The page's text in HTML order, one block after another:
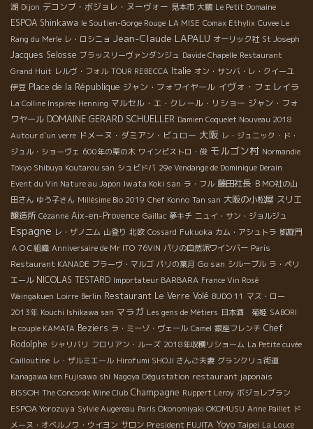
湖 Dijon デコンブ・ボジョレ・ヌーヴォー 見本市 大鵬 Le Petit Domaine
ESPOA Shinkawa le Soutien-Gorge Rouge LA MISE Comax Ethylix Cuvee Le
Rang du Merle レ・ロシニョ Jean-Claude LAPALU オーリック社 St Joseph
Jacques Selosse ブラッスリーヴァンダンジュ Davide Chapelle Restaurant
Grand Huit レルヴ・フォル TOUR REBECCA Italie オン・サンバ・レ・クイーユ
伊豆 Place de la République ジャン・フォワイヤール イヴォ・フェレイラ
La Colline Inspirée Henning マルセル・エ・クレール・リショー ジャン・フォ
ワヤール DOMAINE GERARD SCHUELLER Damien Coquelet Nouveau 2018
Autour d'un verre ドメーヌ・ダミアン・ビュロー 大阪 レ・ジュニック・ド・
ジュル・ショーヴェ 600年の栗の木 ワインビストロ・俊 モルゴン村 Normandie
Tokyo Shibuya Koutarou san シュビドバ 29e Vendange de Dominique Derain
Event du Vin Nature au Japon Iwata Koki san ラ・フル 藤田社長 ＢＭО社の山
田さん ゆう子さん Millésime Bio 2019 Chef Konno Tan san 大阪の小松屋 スリエ
醸造所 Cézanne Aix-en-Provence Gaillac 夢キチ ニュイ・サン・ジョルジュ
Espagne レ・ザノ二ム 山登り 北欧 Cossard Fukuoka カム・アシュトラ 凱旋門
ＡＯＣ組織 Anniversaire de Mr ITO 76VIN パリの自然派ワインバー Paris
Restaurant KANADE ブラーヴ・マルゴ パリの葉月 Go san シルーブル ラ・ペリ
エール NICOLAS TESTARD Importateur BARBARA France Vin Rosé
Waingakuen Loirre Berlin Restaurant Le Verre Volé BUDO 11 マス・ロー
2013年 Kouchi Ishikawa san マラガ Les gens de Métiers 日本酒 菊姫 SABORI
le couple KAMATA Beziers ラ・ミーゾ・ヴェール Camel 銀座フレンチ Chef
Rodolphe シャリバリ フロリアン・ルーズ 2018年収穫リショーム La Petite cuvée
Cailloutine レ・ザルミエール Hirofumi SHOJI さんご夫妻 グランクリュ街道
Kanagawa ken Fujisawa shi Nagoya Dégustation restaurant japonais
BISSOH The Concorde Wine Club Champagne Ruppert Leroy ボジョレブラン
ESPOA Yorozuya Sylvie Augereau Paris Okonomiyaki OKOMUSU Anne Paillet ド
メーヌ・オベルノワ・ウイヨン サロン President FUJITA Yoyo Taipei La Louce